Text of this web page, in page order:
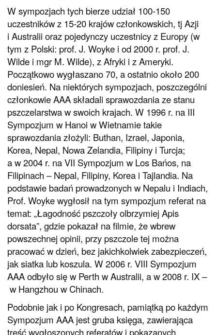
W sympozjach tych bierze udział 100-150
uczestników z 15-20 krajów członkowskich, tj Azji
i Australii oraz pojedynczy uczestnicy z Europy (w
tym z Polski: prof. J. Woyke i od 2000 r. prof. J.
Wilde i mgr M. Wilde), z Afryki i z Ameryki.
Początkowo wygłaszano 70, a ostatnio około 200
doniesień. Na niektórych sympozjach, poszczególni
członkowie AAA składali sprawozdania ze stanu
pszczelarstwa w swoich krajach. W 1996 r. na III
Sympozjum w Hanoi w Wietnamie takie
sprawozdania złożyli: Buthan, Izrael, Japonia,
Korea, Nepal, Nowa Zelandia, Filipiny i Turcja;
a w 2004 r. na VII Sympozjum w Los Bańos, na
Filipinach – Nepal, Filipiny, Korea i Tajlandia. Na
podstawie badań prowadzonych w Nepalu i Indiach,
Prof. Woyke wygłosił na tym sympozjum referat na
temat: „Łagodność pszczoły olbrzymiej Apis
dorsata”, gdzie pokazał na filmie, że wbrew
powszechnej opinii, przy pszczole tej można
pracować w dzień, bez jakichkolwiek zabezpieczeń,
jak siatka lub koszula. W 2006 r. VIII Sympozjum
AAA odbyło się w Perth w Australii, a w 2008 r. IX –
w Hangzhou w Chinach.
Podobnie jak i po Kongresach, pamiątką po każdym
Sympozjum AAA jest gruba księga, zawierająca
treść wygłoszonych referatów i pokazanych